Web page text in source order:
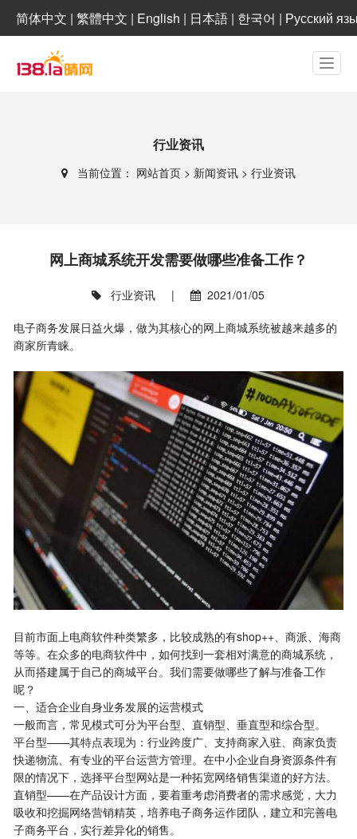
简体中文 | 繁體中文 | English | 日本語 | 한국어 | Русский
行业资讯
当前位置： 网站首页 > 新闻资讯 > 行业资讯
网上商城系统开发需要做哪些准备工作？
行业资讯 | 2021/01/05
电子商务发展日益火爆，做为其核心的网上商城系统被越来越多的
商家所青睐。
目前市面上电商软件种类繁多，比较成熟的有shop++、商派、海商
等等。在众多的电商软件中，如何找到一套相对满意的商城系统，
从而搭建属于自己的商城平台。我们需要做哪些了解与准备工作
呢？
一、适合企业自身业务发展的运营模式
一般而言，常见模式可分为平台型、直销型、垂直型和综合型。
平台型——其特点表现为：行业跨度广、支持商家入驻、商家负责
快递物流、有专业的平台运营方管理。在中小企业自身资源条件有
限的情况下，选择平台型网站是一种拓宽网络销售渠道的好方法。
直销型——在产品设计方面，要着重考虑消费者的需求感觉，大力
吸收和挖掘网络营销精英，培养电子商务运作团队，建立和完善电
子商务平台，实行差异化的销售。